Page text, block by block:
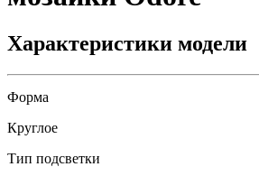
Характеристики модели
Форма
Круглое
Тип подсветки